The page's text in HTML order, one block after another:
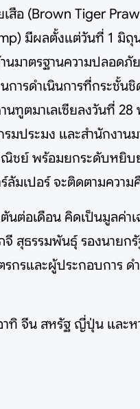
เสือ (Brown Tiger
มีผลตั้งแต่วันที่ 1 มิถุ
ตรฐานความปลอดภัย
รดำเนินการที่กระชั้น
ทูตมาเลเซียลงวันที่
มประมง และสำนักงาน
ชย์ พร้อมยกระดับหยิบ
ลัมเปอร์ จะติดตามควา
ต่อเดือน คิดเป็นมูลค่
สุธรรมพันธุ์ รองนาย
และผู้ประกอบการ ดำ
ทิ จีน สหรัฐ ญี่ปุ่น และ